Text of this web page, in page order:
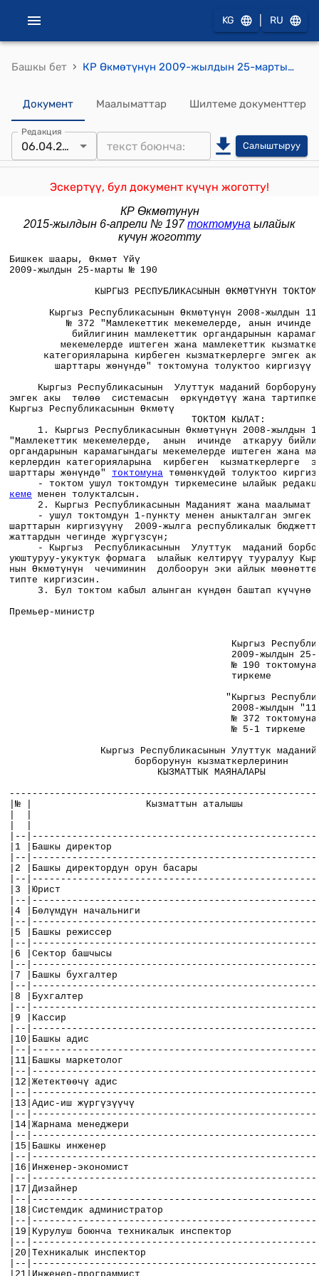
KG RU
Башкы бет › КР Өкмөтүнүн 2009-жылдын 25-мартындагы №190 "Кыргыз Республикасынын Өкмөтүнүн 2008-жылдын 11-июлундагы № 372 "Мамлекеттик мекемелерде, анын ичинде аткаруу бийлигинин мамлекеттик органдарынын карамагындагы мекемелерде иштеген жана мамлекеттик кызматкерлердин категорияларына кирбеген кызматкерлерге эмгек акы төлөөнүн шарттары жөнүндө" токтомуна толуктоо киргизүү тууралуу" токтому
Документ Маалыматтар Шилтеме документтер
Редакция
06.04.2015 Салыштыруу
Эскертүү, бул документ күчүн жоготту!